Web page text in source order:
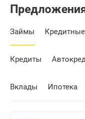
Займы
Кредиты
Вклады Ипотека